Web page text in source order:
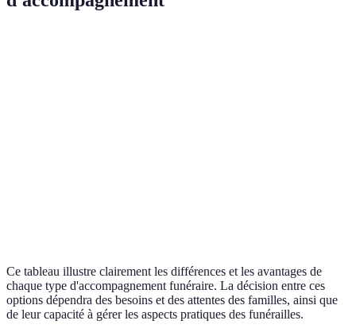
Ce tableau illustre clairement les différences et les avantages de
chaque type d'accompagnement funéraire. La décision entre ces
options dépendra des besoins et des attentes des familles, ainsi que
de leur capacité à gérer les aspects pratiques des funérailles.